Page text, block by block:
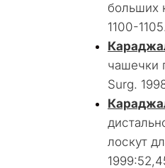
больших
1100-
чашечки
Surg.
лоскут